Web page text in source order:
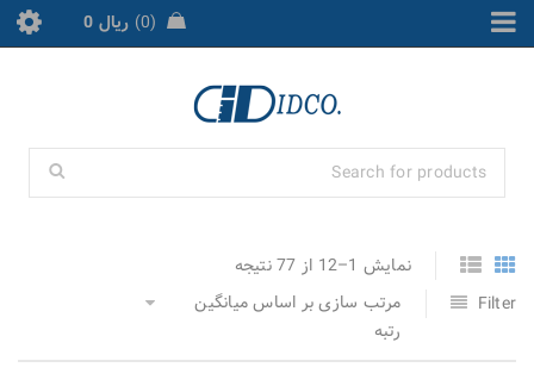
ریال 0
نمایش 1–12 از 77 نتیجه
Filter
مرتب سازی بر اساس میانگین
رتبه